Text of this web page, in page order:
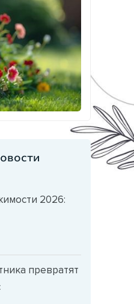
2026:
превратят